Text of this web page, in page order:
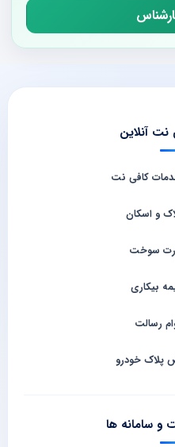
آنلاین
کافی‌ نت
و اسکان
سوخت
بیکاری
رسالت
پلاک خودرو
و سامانه‌ ها